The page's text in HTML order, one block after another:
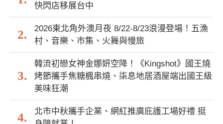
快閃店移展台中
2026東北角外澳月夜 8/22-8/23浪漫登場！五漁
村、音樂、市集、火舞與慢旅
韓流初戀女神金娜妍空降！《Kingshot》國王燒
烤節攜手焦糖楓串燒、柒息地居酒屋端出國王級
美味狂潮
北市中秋攜手企業、網紅推廣庇護工場好禮 挺